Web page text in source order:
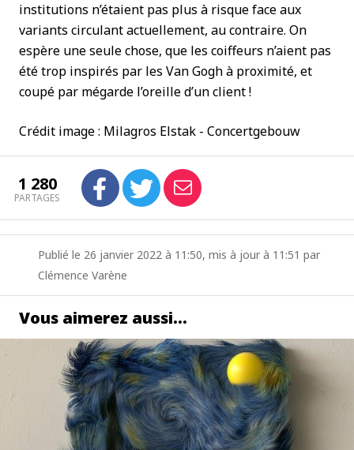
institutions n’étaient pas plus à risque face aux
variants circulant actuellement, au contraire. On
espère une seule chose, que les coiffeurs n’aient pas
été trop inspirés par les Van Gogh à proximité, et
coupé par mégarde l’oreille d’un client !
Crédit image : Milagros Elstak - Concertgebouw
1 280
PARTAGES
Publié le 26 janvier 2022 à 11:50, mis à jour à 11:51 par
Clémence Varène
Vous aimerez aussi…